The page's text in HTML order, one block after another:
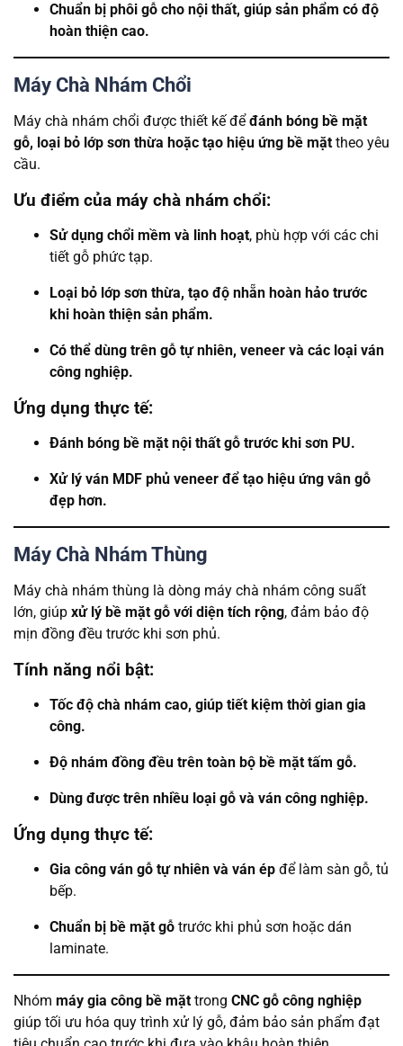
Chuẩn bị phôi gỗ cho nội thất, giúp sản phẩm có độ
hoàn thiện cao.
Máy Chà Nhám Chổi
Máy chà nhám chổi được thiết kế đểđánh bóng bề mặt
gỗ, loại bỏ lớp sơn thừa hoặc tạo hiệu ứng bề mặttheo yêu
cầu.
Ưu điểm của máy chà nhám chổi:
Sử dụng chổi mềm và linh hoạt, phù hợp với các chi
tiết gỗ phức tạp.
Loại bỏ lớp sơn thừa, tạo độ nhẵn hoàn hảo trước
khi hoàn thiện sản phẩm.
Có thể dùng trên gỗ tự nhiên, veneer và các loại ván
công nghiệp.
Ứng dụng thực tế:
Đánh bóng bề mặt nội thất gỗ trước khi sơn PU.
Xử lý ván MDF phủ veneer để tạo hiệu ứng vân gỗ
đẹp hơn.
Máy Chà Nhám Thùng
Máy chà nhám thùng là dòng máy chà nhám công suất
lớn, giúp xử lý bề mặt gỗ với diện tích rộng, đảm bảo độ
mịn đồng đều trước khi sơn phủ.
Tính năng nổi bật:
Tốc độ chà nhám cao, giúp tiết kiệm thời gian gia
công.
Độ nhám đồng đều trên toàn bộ bề mặt tấm gỗ.
Dùng được trên nhiều loại gỗ và ván công nghiệp.
Ứng dụng thực tế:
Gia công ván gỗ tự nhiên và ván ép để làm sàn gỗ, tủ
bếp.
Chuẩn bị bề mặt gỗ trước khi phủ sơn hoặc dán
laminate.
Nhóm máy gia công bề mặttrong CNC gỗ công nghiệp
giúp tối ưu hóa quy trình xử lý gỗ, đảm bảo sản phẩm đạt